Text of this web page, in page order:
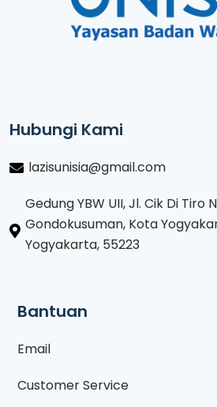
Hubungi Kami
lazisunisia@gmail.com
Gedung YBW UII, Jl. Cik Di Tiro
Gondokusuman, Kota
Yogyakarta, 55223
Bantuan
Email
Customer Service